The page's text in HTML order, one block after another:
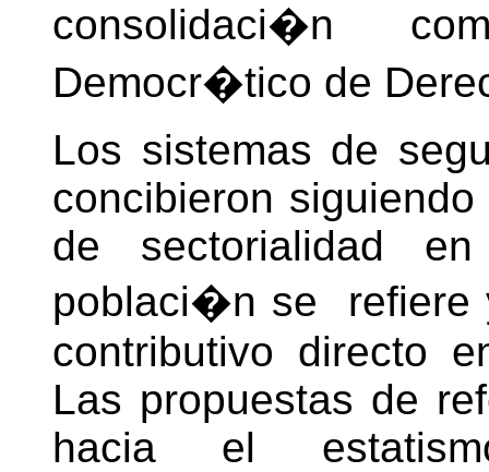
consolidaci�n
Democr�tico de
Los sistemas de
concibieron
de sectorialidad
poblaci�n se refiere
contributivo directo
Las propuestas de
hacia el